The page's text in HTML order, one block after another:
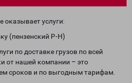
услуги:
(пензенский Р-Н)
по доставке грузов по всей
от нашей компании – это
сроков и по выгодным тарифам.